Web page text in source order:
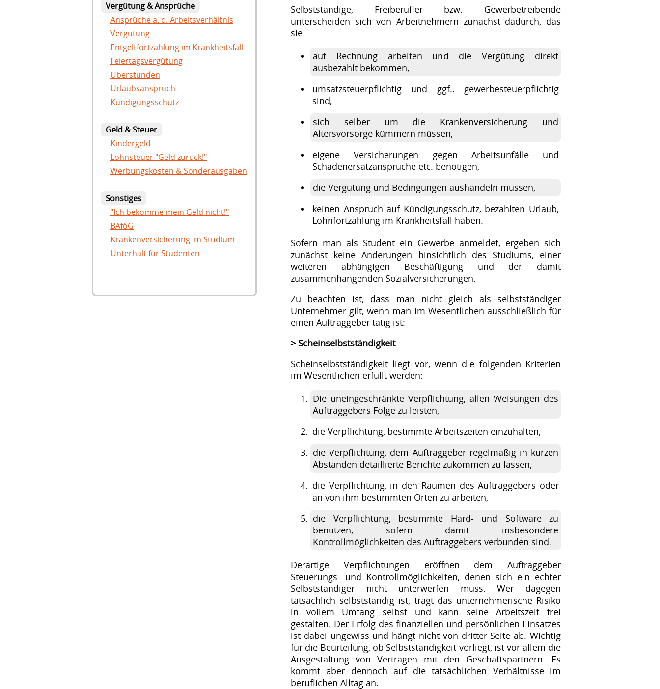
Vergütung & Ansprüche
Ansprüche a. d. Arbeitsverhältnis
Vergütung
Entgeltfortzahlung im Krankheitsfall
Feiertagsvergütung
Überstunden
Urlaubsanspruch
Kündigungsschutz
Geld & Steuer
Kindergeld
Lohnsteuer "Geld zurück!"
Werbungskosten & Sonderausgaben
Sonstiges
"Ich bekomme mein Geld nicht!"
BAföG
Krankenversicherung im Studium
Unterhalt für Studenten
Selbstständige, Freiberufler bzw. Gewerbetreibende
unterscheiden sich von Arbeitnehmern zunächst dadurch, das
sie
auf Rechnung arbeiten und die Vergütung direkt
ausbezahlt bekommen,
umsatzsteuerpflichtig und ggf.. gewerbesteuerpflichtig
sind,
sich selber um die Krankenversicherung und
Altersvorsorge kümmern müssen,
eigene Versicherungen gegen Arbeitsunfälle und
Schadenersatzansprüche etc. benötigen,
die Vergütung und Bedingungen aushandeln müssen,
keinen Anspruch auf Kündigungsschutz, bezahlten Urlaub,
Lohnfortzahlung im Krankheitsfall haben.
Sofern man als Student ein Gewerbe anmeldet, ergeben sich
zunächst keine Änderungen hinsichtlich des Studiums, einer
weiteren abhängigen Beschäftigung und der damit
zusammenhängenden Sozialversicherungen.
Zu beachten ist, dass man nicht gleich als selbstständiger
Unternehmer gilt, wenn man im Wesentlichen ausschließlich für
einen Auftraggeber tätig ist:
> Scheinselbstständigkeit
Scheinselbstständigkeit liegt vor, wenn die folgenden Kriterien
im Wesentlichen erfüllt werden:
Die uneingeschränkte Verpflichtung, allen Weisungen des
Auftraggebers Folge zu leisten,
die Verpflichtung, bestimmte Arbeitszeiten einzuhalten,
die Verpflichtung, dem Auftraggeber regelmäßig in kurzen
Abständen detaillierte Berichte zukommen zu lassen,
die Verpflichtung, in den Räumen des Auftraggebers oder
an von ihm bestimmten Orten zu arbeiten,
die Verpflichtung, bestimmte Hard- und Software zu
benutzen, sofern damit insbesondere
Kontrollmöglichkeiten des Auftraggebers verbunden sind.
Derartige Verpflichtungen eröffnen dem Auftraggeber
Steuerungs- und Kontrollmöglichkeiten, denen sich ein echter
Selbstständiger nicht unterwerfen muss. Wer dagegen
tatsächlich selbstständig ist, trägt das unternehmerische Risiko
in vollem Umfang selbst und kann seine Arbeitszeit frei
gestalten. Der Erfolg des finanziellen und persönlichen Einsatzes
ist dabei ungewiss und hängt nicht von dritter Seite ab. Wichtig
für die Beurteilung, ob Selbstständigkeit vorliegt, ist vor allem die
Ausgestaltung von Verträgen mit den Geschäftspartnern. Es
kommt aber dennoch auf die tatsächlichen Verhältnisse im
beruflichen Alltag an.